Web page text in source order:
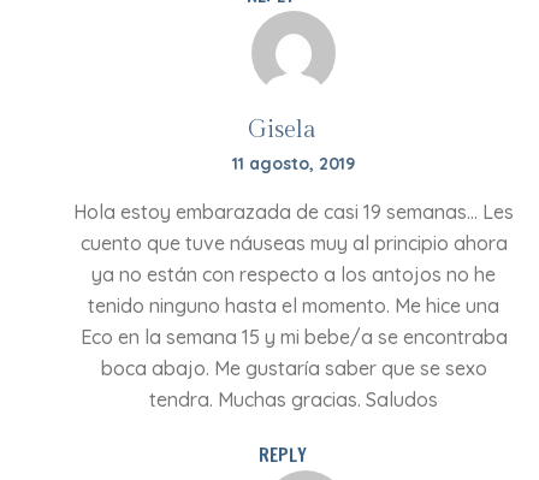
Gisela
11 agosto, 2019
Hola estoy embarazada de casi 19 semanas… Les
cuento que tuve náuseas muy al principio ahora
ya no están con respecto a los antojos no he
tenido ninguno hasta el momento. Me hice una
Eco en la semana 15 y mi bebe/a se encontraba
boca abajo. Me gustaría saber que se sexo
tendra. Muchas gracias. Saludos
REPLY